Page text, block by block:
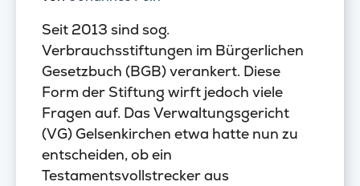
Seit 2013 sind sog.
Verbrauchsstiftungen im Bürgerlichen
Gesetzbuch (BGB) verankert. Diese
Form der Stiftung wirft jedoch viele
Fragen auf. Das Verwaltungsgericht
(VG) Gelsenkirchen etwa hatte nun zu
entscheiden, ob ein
Testamentsvollstrecker aus